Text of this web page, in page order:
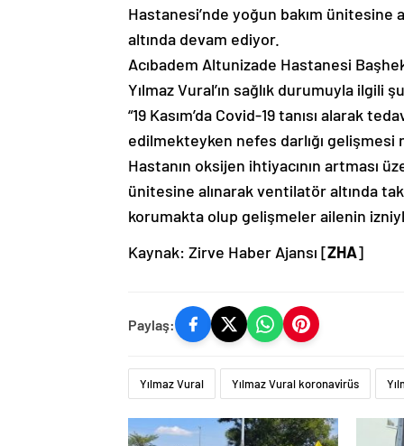
Hastanesi’nde yoğun bakım ünitesine
altında devam ediyor.
Acıbadem Altunizade Hastanesi
Yılmaz Vural’ın sağlık durumuyla ilgili
“19 Kasım’da Covid-19 tanısı alarak
edilmekteyken nefes darlığı gelişmesi
Hastanın oksijen ihtiyacının artması
ünitesine alınarak ventilatör altında
korumakta olup gelişmeler ailenin
Kaynak: Zirve Haber Ajansı [ZHA]
Paylaş:
Yılmaz Vural Yılmaz Vural koronavirüs